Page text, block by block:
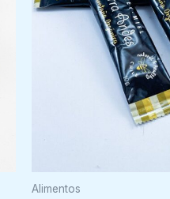
Alimentos